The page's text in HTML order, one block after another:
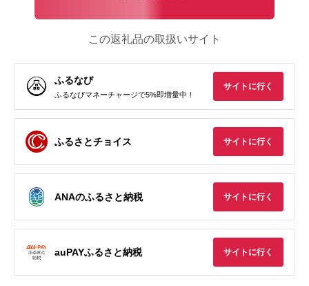
この返礼品の取扱いサイト
ふるなび
ふるなびマネーチャージで5%即増量中！
サイトに行く
ふるさとチョイス サイトに行く
ANAのふるさと納税 サイトに行く
auPAYふるさと納税 サイトに行く